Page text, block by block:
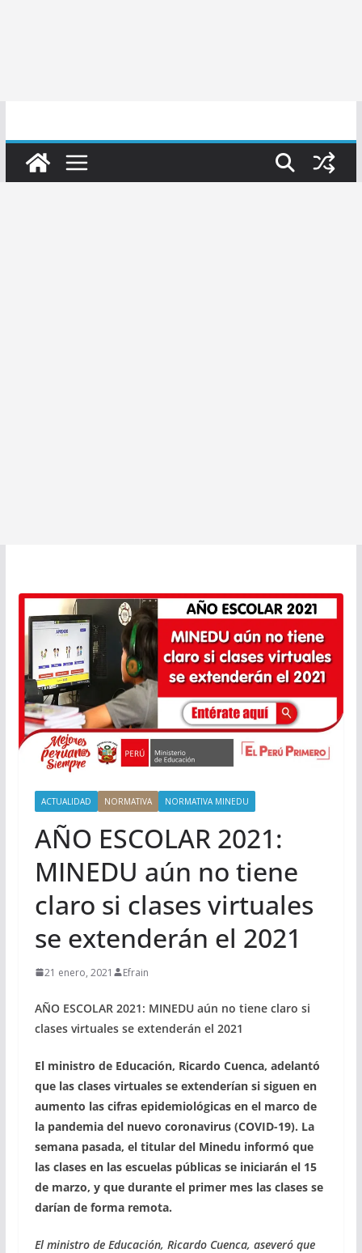
ACTUALIDAD NORMATIVA NORMATIVA MINEDU
AÑO ESCOLAR 2021:
MINEDU aún no tiene
claro si clases virtuales
se extenderán el 2021
21 enero, 2021 Efrain
AÑO ESCOLAR 2021: MINEDU aún no tiene claro si
clases virtuales se extenderán el 2021
El ministro de Educación, Ricardo Cuenca, adelantó
que las clases virtuales se extenderían si siguen en
aumento las cifras epidemiológicas en el marco de
la pandemia del nuevo coronavirus (COVID-19). La
semana pasada, el titular del Minedu informó que
las clases en las escuelas públicas se iniciarán el 15
de marzo, y que durante el primer mes las clases se
darían de forma remota.
El ministro de Educación, Ricardo Cuenca, aseveró que